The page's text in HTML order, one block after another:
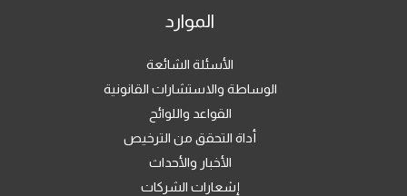
الموارد
الأسئلة الشائعة
الوساطة والاستشارات القانونية
القواعد واللوائح
أداة التحقق من الترخيص
الأخبار والأحداث
إشعارات الشركات